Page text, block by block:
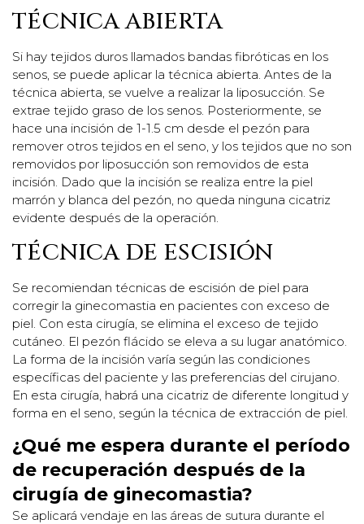
TÉCNICA ABIERTA
Si hay tejidos duros llamados bandas fibróticas en los
senos, se puede aplicar la técnica abierta. Antes de la
técnica abierta, se vuelve a realizar la liposucción. Se
extrae tejido graso de los senos. Posteriormente, se
hace una incisión de 1-1.5 cm desde el pezón para
remover otros tejidos en el seno, y los tejidos que no son
removidos por liposucción son removidos de esta
incisión. Dado que la incisión se realiza entre la piel
marrón y blanca del pezón, no queda ninguna cicatriz
evidente después de la operación.
TÉCNICA DE ESCISIÓN
Se recomiendan técnicas de escisión de piel para
corregir la ginecomastia en pacientes con exceso de
piel. Con esta cirugía, se elimina el exceso de tejido
cutáneo. El pezón flácido se eleva a su lugar anatómico.
La forma de la incisión varía según las condiciones
específicas del paciente y las preferencias del cirujano.
En esta cirugía, habrá una cicatriz de diferente longitud y
forma en el seno, según la técnica de extracción de piel.
¿Qué me espera durante el período
de recuperación después de la
cirugía de ginecomastia?
Se aplicará vendaje en las áreas de sutura durante el